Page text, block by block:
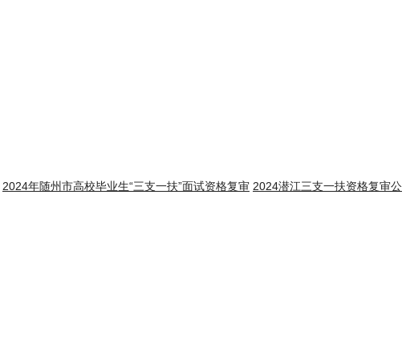
2024年随州市高校毕业生“三支一扶”面试资格复审 2024潜江三支一扶资格复审公